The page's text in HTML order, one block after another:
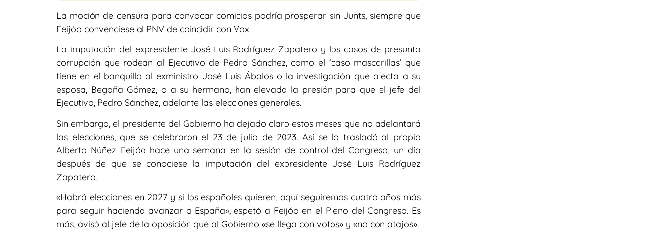
La moción de censura para convocar comicios podría prosperar sin Junts, siempre que
Feijóo convenciese al PNV de coincidir con Vox
La imputación del expresidente José Luis Rodríguez Zapatero y los casos de presunta
corrupción que rodean al Ejecutivo de Pedro Sánchez, como el ‘caso mascarillas’ que
tiene en el banquillo al exministro José Luis Ábalos o la investigación que afecta a su
esposa, Begoña Gómez, o a su hermano, han elevado la presión para que el jefe del
Ejecutivo, Pedro Sánchez, adelante las elecciones generales.
Sin embargo, el presidente del Gobierno ha dejado claro estos meses que no adelantará
las elecciones, que se celebraron el 23 de julio de 2023. Así se lo trasladó al propio
Alberto Núñez Feijóo hace una semana en la sesión de control del Congreso, un día
después de que se conociese la imputación del expresidente José Luis Rodríguez
Zapatero.
«Habrá elecciones en 2027 y si los españoles quieren, aquí seguiremos cuatro años más
para seguir haciendo avanzar a España», espetó a Feijóo en el Pleno del Congreso. Es
más, avisó al jefe de la oposición que al Gobierno «se llega con votos» y «no con atajos».